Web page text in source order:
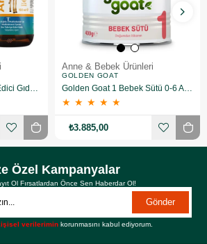
Anne & Bebek Ürünleri
GOLDEN GOAT
★ ★ ★ ★ ★
₺3.885,00
Özel Kampanyalar
Ol Fırsatlardan Önce Sen Haberdar Ol!
Gönder
verilerimin korunmasını kabul ediyorum.